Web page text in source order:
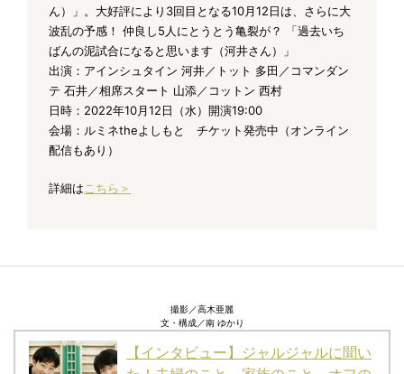
ん）」。大好評により3回目となる10月12日は、さらに大
波乱の予感！ 仲良し5人にとうとう亀裂が？ 「過去いち
ばんの泥試合になると思います（河井さん）」
出演：アインシュタイン 河井／トット 多田／コマンダン
テ 石井／相席スタート 山添／コットン 西村
日時：2022年10月12日（水）開演19:00
会場：ルミネtheよしもと チケット発売中（オンライン
配信もあり）
詳細は こちら＞
撮影／高木亜麗
文・構成／南 ゆかり
【インタビュー】ジャルジャルに聞い